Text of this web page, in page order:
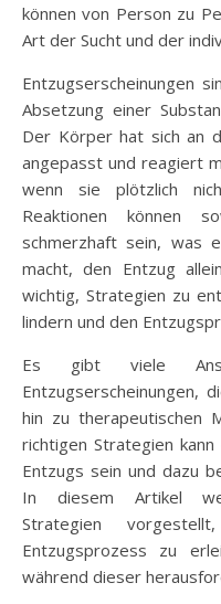
können von Person zu
Art der Sucht und der
Entzugserscheinungen
Absetzung einer
Der Körper hat sich an
angepasst und reagiert
wenn sie plötzlich
Reaktionen können
schmerzhaft sein, was
macht, den Entzug
wichtig, Strategien zu
lindern und den
Es gibt viele
Entzugserscheinungen,
hin zu therapeutischen
richtigen Strategien
Entzugs sein und dazu
In diesem Artikel
Strategien
Entzugsprozess zu
während dieser